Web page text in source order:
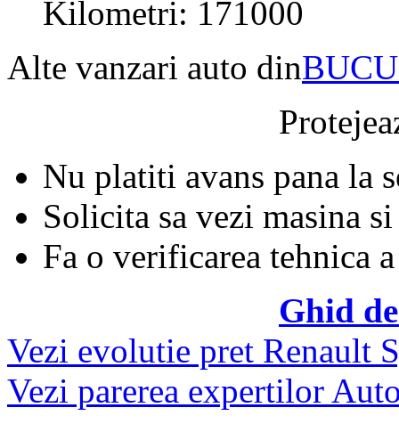
Kilometri: 171000
Alte vanzari auto din
Nu platiti avans pana la
Solicita sa vezi masina si
Fa o verificarea tehnica
Ghid
Vezi evolutie pret Renault
Vezi parerea expertilor